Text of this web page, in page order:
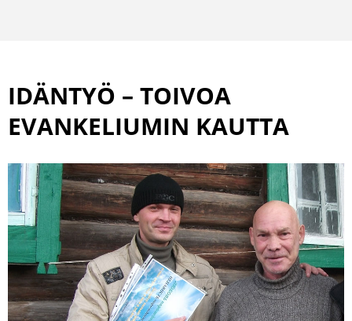
IDÄNTYÖ – TOIVOA
EVANKELIUMIN KAUTTA